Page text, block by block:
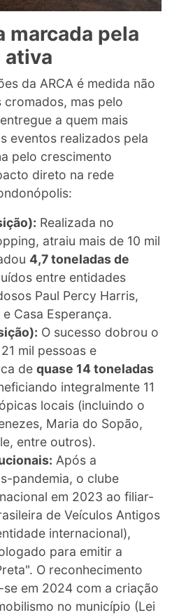
marcada pela
ativa
da ARCA é medida não
mas pelo
a quem mais
eventos realizados pela
pelo crescimento
direto na rede
Realizada no
atraiu mais de 10 mil
4,7 toneladas de
entre entidades
Paul Percy Harris,
Casa Esperança.
O sucesso dobrou o
mil pessoas e
de quase 14 toneladas
integralmente 11
locais (incluindo o
Maria do Sopão,
entre outros).
Após a
pandemia, o clube
em 2023 ao filiar-
de Veículos Antigos
internacional),
para emitir a
O reconhecimento
em 2024 com a criação
no município (Lei